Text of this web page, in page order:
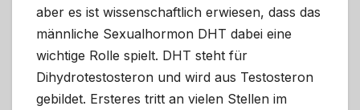
aber es ist wissenschaftlich erwiesen, dass das
männliche Sexualhormon DHT dabei eine
wichtige Rolle spielt. DHT steht für
Dihydrotestosteron und wird aus Testosteron
gebildet. Ersteres tritt an vielen Stellen im